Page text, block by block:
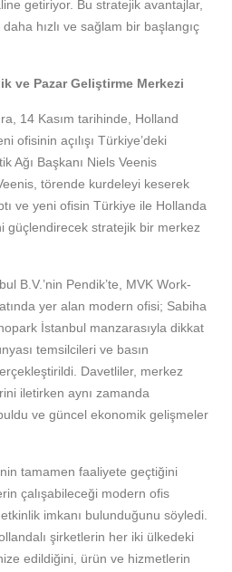
getiriyor. Bu stratejik avantajlar,
hızlı ve sağlam bir başlangıç
ve Pazar Geliştirme Merkezi
14 Kasım tarihinde, Holland
ofisinin açılışı Türkiye’deki
Ağı Başkanı Niels Veenis
törende kurdeleyi keserek
ve yeni ofisin Türkiye ile Hollanda
güçlendirecek stratejik bir merkez
B.V.’nin Pendik’te, MVK Work-
yer alan modern ofisi; Sabiha
İstanbul manzarasıyla dikkat
temsilcileri ve basın
Davetliler, merkez
iletirken aynı zamanda
ve güncel ekonomik gelişmeler
tamamen faaliyete geçtiğini
çalışabileceği modern ofis
imkanı bulunduğunu söyledi.
şirketlerin her iki ülkedeki
edildiğini, ürün ve hizmetlerin